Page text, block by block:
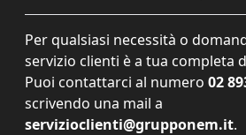
Per qualsiasi necessità o
servizio clienti è a tua completa
Puoi contattarci al numero 02
scrivendo una mail a
servizioclienti@grupponem.it.